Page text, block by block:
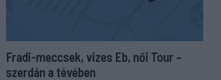
Fradi-meccsek, vizes Eb, női Tour –
szerdán a tévében